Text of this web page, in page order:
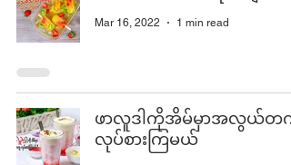
Mar 16, 2022 1 min read
ဖာလူဒါကိုအိမ်မှာအလွယ်တကူ
လုပ်စားကြမယ်